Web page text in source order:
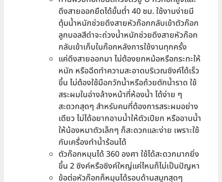
ดึงสายออกยืดได้ขั้นต่ำ 40 ซม. ใช้งานง่ายมี
ตุ้มน้ำหนักช่วยดึงสายหัวก๊อกกลับเข้าตัวก๊อก
ลูกบอลสีดำจะถ่วงน้ำหนักช่วยดึงสายหัวก๊อก
กลับเข้าเก็บในก๊อกหลังการใช้งานทุกครั้ง
แค่ดึงสายออกมา ไม่ต้องยกหม้อหรือกระทะให้
หนัก หรือฉีดทำความสะอาดบริเวณซิงค์ได้เร็ว
ขึ้น ไม่ต้องใช้มือกวักน้ำหรือถ้วยตักน้ำราด ใช้
สระผมในอ่างล้างหน้าที่ห้องน้ำ ได้ง่าย ๆ
สะดวกสุดๆ สำหรับคนที่ต้องการสระผมอย่าง
เดียว ไม่ได้อยากอาบน้ำให้ตัวเปียก หรืออาบน้ำ
ให้น้องหมาตัวเล็กๆ ก็สะดวกและง่าย เพราะใช้
กับเครื่องทำน้ำร้อนได้
ตัวก๊อกหมุนได้ 360 องศา ใช้ได้สะดวกมากยิ่ง
ขึ้น 2 ซิงค์หรือซิงค์ใหญ่แค่ไหนก็ไม่เป็นปัญหา
ข้อต่อหัวก๊อกก็หมุนได้รอบด้านสมูทสุดๆ